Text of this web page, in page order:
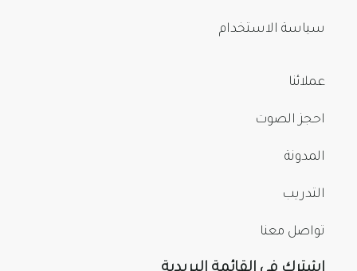
سياسة الاستخدام
عملائنا
احجز الصوت
المدونة
التدريب
تواصل معنا